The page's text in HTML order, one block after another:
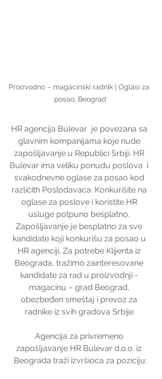
Proizvodno – magacinski radnik | Oglasi za
posao, Beograd
HR agencija Bulevar  je povezana sa
glavnim kompanijama koje nude
zapošljavanje u Republici Srbiji. HR
Bulevar ima veliku ponudu poslova  i
svakodnevne oglase za posao kod
različith Poslodavaca. Konkurišite na
oglase za poslove i koristite HR
usluge potpuno besplatno.
Zapošljavanje je besplatno za sve
kandidate koji konkurišu za posao u
HR agenciji. Za potrebe Klijenta iz
Beograda, tražimo zainteresovane
kandidate za rad u proizvodnji -
magacinu – grad Beograd,
obezbeđen smeštaj i prevoz za
radnike iz svih gradova Srbije.
Agencija za privremeno
zapošljavanje HR Bulevar d.o.o. iz
Beograda traži izvršioca za poziciju: